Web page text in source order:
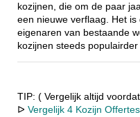
kozijnen, die om de paar
een nieuwe verflaag. Het
eigenaren van bestaande
kozijnen steeds populairder
TIP: ( Vergelijk altijd
ᐅ Vergelijk 4 Kozijn